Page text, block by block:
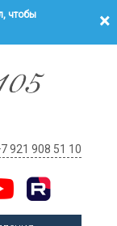
чтобы
921 908 51 10